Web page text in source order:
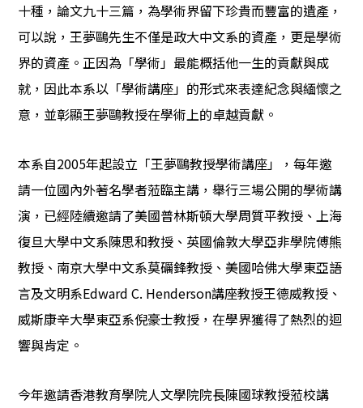
十種，論文九十三篇，為學術界留下珍貴而豐富的遺產，
可以說，王夢鷗先生不僅是政大中文系的資產，更是學術
界的資產。正因為「學術」最能概括他一生的貢獻與成
就，因此本系以「學術講座」的形式來表達紀念與緬懷之
意，並彰顯王夢鷗教授在學術上的卓越貢獻。
本系自2005年起設立「王夢鷗教授學術講座」，每年邀
請一位國內外著名學者蒞臨主講，舉行三場公開的學術講
演，已經陸續邀請了美國普林斯頓大學周質平教授、上海
復旦大學中文系陳思和教授、英國倫敦大學亞非學院傅熊
教授、南京大學中文系莫礪鋒教授、美國哈佛大學東亞語
言及文明系Edward C. Henderson講座教授王德威教授、
威斯康辛大學東亞系倪豪士教授，在學界獲得了熱烈的迴
響與肯定。
今年邀請香港教育學院人文學院院長陳國球教授蒞校講